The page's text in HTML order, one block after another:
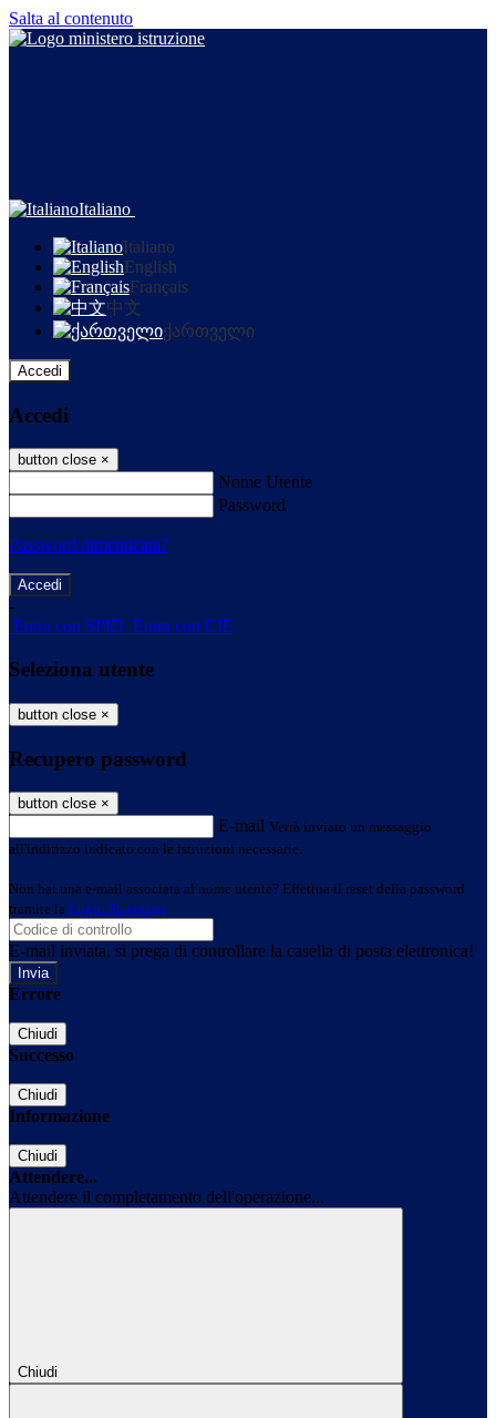
Salta al contenuto
Italiano
Italiano
English
Français
中文
ქართველი
Accedi
Accedi
button close ×
Nome Utente
Password
Password dimenticata?
-
Entra con SPID Entra con CIE
Seleziona utente
button close ×
Recupero password
button close ×
E-mail Verrà inviato un messaggio
all'indirizzo indicato con le istruzioni necessarie.
Non hai una e-mail associata al nome utente? Effettua il reset della password
tramite la Login Spaggiari
E-mail inviata, si prega di controllare la casella di posta elettronica!
Errore
Chiudi
Successo
Chiudi
Informazione
Chiudi
Attendere...
Attendere il completamento dell'operazione...
Chiudi